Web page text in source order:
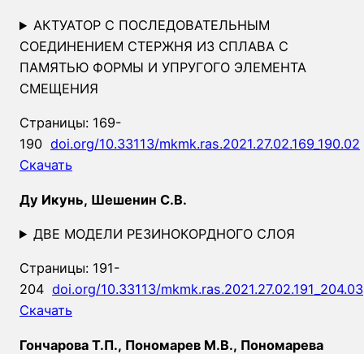
АКТУАТОР С ПОСЛЕДОВАТЕЛЬНЫМ
СОЕДИНЕНИЕМ СТЕРЖНЯ ИЗ СПЛАВА С
ПАМЯТЬЮ ФОРМЫ И УПРУГОГО ЭЛЕМЕНТА
СМЕЩЕНИЯ
Страницы: 169-
190 doi.org/10.33113/mkmk.ras.2021.27.02.169_190.02
Скачать
Ду Икунь, Шешенин С.В.
ДВЕ МОДЕЛИ РЕЗИНОКОРДНОГО СЛОЯ
Страницы: 191-
204 doi.org/10.33113/mkmk.ras.2021.27.02.191_204.03
Скачать
Гончарова Т.П., Пономарев М.В., Пономарева